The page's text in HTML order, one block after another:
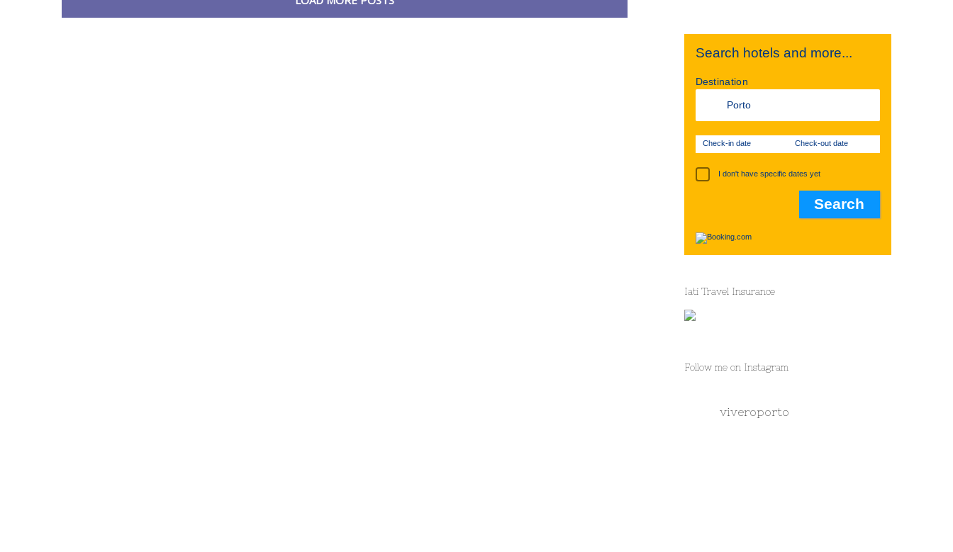
Search hotels and more...
Destination
Check-in date Check-out date
I don't have specific dates yet
Iati Travel Insurance
Follow me on Instagram
viveroporto